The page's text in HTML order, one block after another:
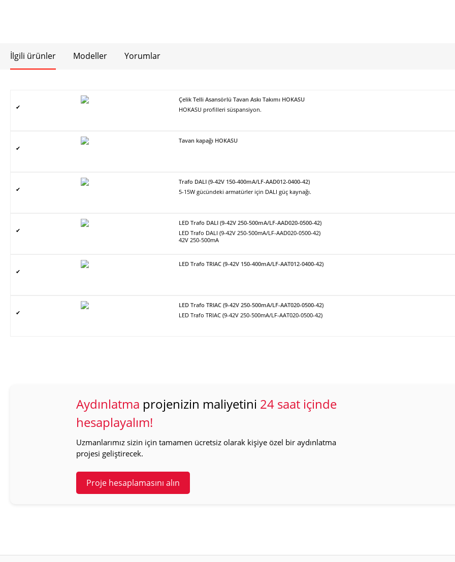
İlgili ürünler Modeller Yorumlar
✔
Çelik Telli Asansörlü Tavan Askı Takımı HOKASU
HOKASU profilleri süspansiyon.
✔
Tavan kapağı HOKASU
✔
Trafo DALI (9-42V 150-400mA/LF-AAD012-0400-42)
5-15W gücündeki armatürler için DALI güç kaynağı.
✔
LED Trafo DALI (9-42V 250-500mA/LF-AAD020-0500-42)
LED Trafo DALI (9-42V 250-500mA/LF-AAD020-0500-42)
42V 250-500mA
✔
LED Trafo TRIAC (9-42V 150-400mA/LF-AAT012-0400-42)
✔
LED Trafo TRIAC (9-42V 250-500mA/LF-AAT020-0500-42)
LED Trafo TRIAC (9-42V 250-500mA/LF-AAT020-0500-42)
Aydınlatma projenizin maliyetini 24 saat içinde
hesaplayalım!
Uzmanlarımız sizin için tamamen ücretsiz olarak kişiye özel bir aydınlatma
projesi geliştirecek.
Proje hesaplamasını alın